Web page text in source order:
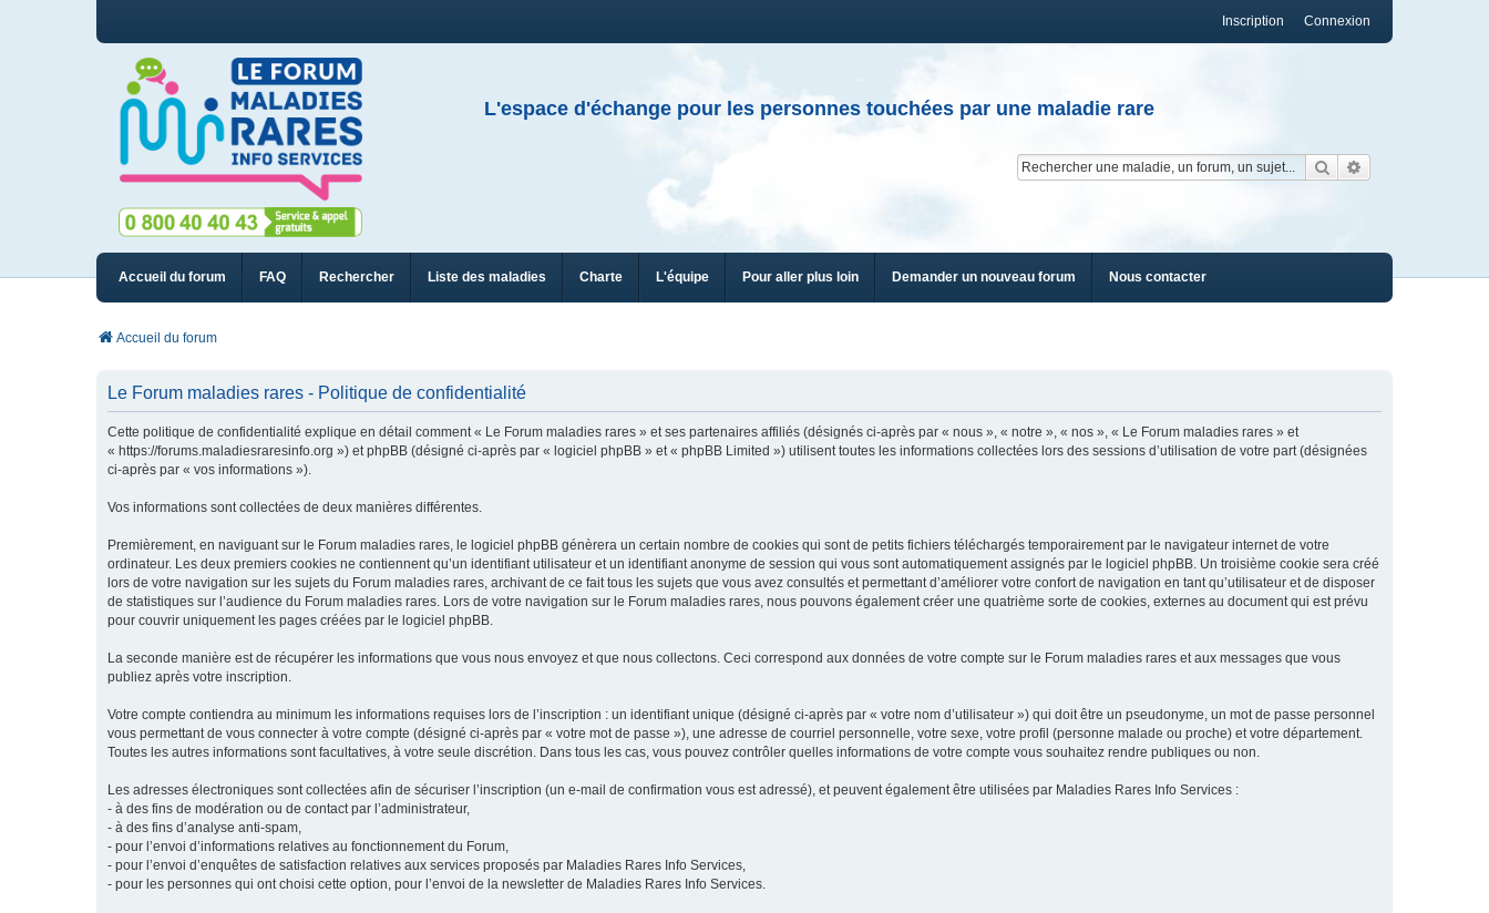
Connexion
Inscription
L'espace d'échange pour les personnes touchées par une maladie rare
Rechercher
Accueil du forum FAQ Rechercher Liste des maladies Charte L'équipe Pour aller plus loin Demander un nouveau forum Nous contacter
Accueil du forum
Le Forum maladies rares - Politique de confidentialité
Cette politique de confidentialité explique en détail comment « Le Forum maladies rares » et ses partenaires affiliés (désignés ci-après par « nous », « notre », « nos », « Le Forum maladies rares » et
« https://forums.maladiesraresinfo.org ») et phpBB (désigné ci-après par « logiciel phpBB » et « phpBB Limited ») utilisent toutes les informations collectées lors des sessions d’utilisation de votre part (désignées
ci-après par « vos informations »).
Vos informations sont collectées de deux manières différentes.
Premièrement, en naviguant sur le Forum maladies rares, le logiciel phpBB génèrera un certain nombre de cookies qui sont de petits fichiers téléchargés temporairement par le navigateur internet de votre
ordinateur. Les deux premiers cookies ne contiennent qu’un identifiant utilisateur et un identifiant anonyme de session qui vous sont automatiquement assignés par le logiciel phpBB. Un troisième cookie sera créé
lors de votre navigation sur les sujets du Forum maladies rares, archivant de ce fait tous les sujets que vous avez consultés et permettant d’améliorer votre confort de navigation en tant qu’utilisateur et de disposer
de statistiques sur l’audience du Forum maladies rares. Lors de votre navigation sur le Forum maladies rares, nous pouvons également créer une quatrième sorte de cookies, externes au document qui est prévu
pour couvrir uniquement les pages créées par le logiciel phpBB.
La seconde manière est de récupérer les informations que vous nous envoyez et que nous collectons. Ceci correspond aux données de votre compte sur le Forum maladies rares et aux messages que vous
publiez après votre inscription.
Votre compte contiendra au minimum les informations requises lors de l’inscription : un identifiant unique (désigné ci-après par « votre nom d’utilisateur ») qui doit être un pseudonyme, un mot de passe personnel
vous permettant de vous connecter à votre compte (désigné ci-après par « votre mot de passe »), une adresse de courriel personnelle, votre sexe, votre profil (personne malade ou proche) et votre département.
Toutes les autres informations sont facultatives, à votre seule discrétion. Dans tous les cas, vous pouvez contrôler quelles informations de votre compte vous souhaitez rendre publiques ou non.
Les adresses électroniques sont collectées afin de sécuriser l’inscription (un e-mail de confirmation vous est adressé), et peuvent également être utilisées par Maladies Rares Info Services :
- à des fins de modération ou de contact par l’administrateur,
- à des fins d’analyse anti-spam,
- pour l’envoi d’informations relatives au fonctionnement du Forum,
- pour l’envoi d’enquêtes de satisfaction relatives aux services proposés par Maladies Rares Info Services,
- pour les personnes qui ont choisi cette option, pour l’envoi de la newsletter de Maladies Rares Info Services.